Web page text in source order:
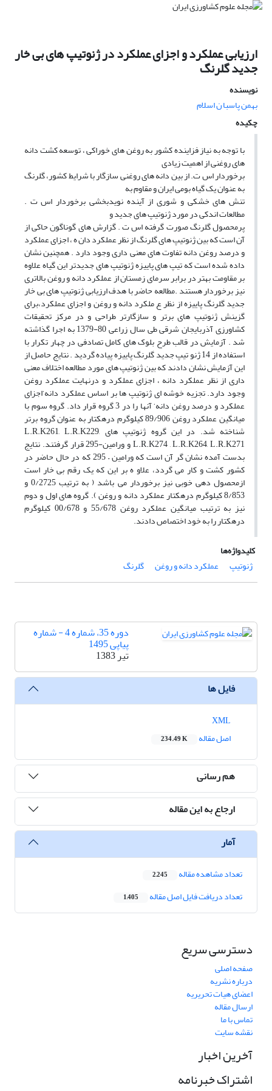
ارزیابی عملکرد و اجزای عملکرد در ژنوتیپ های بی خار
جدید گلرنگ
نویسنده
بهمن پاسبا ن اسلام
چکیده
با توجه به نیاز فزاینده کشور به روغن های خوراکی ، توسعه کشت دانه
های روغنی از اهمیت زیادی
برخوردار اس ت. از بین دانه های روغنی سازگار با شرایط کشور، گلرنگ
به عنوان یک گیاه بومی ایران و مقاوم به
تنش های خشکی و شوری از آینده نویدبخشی برخوردار اس ت .
مطالعات اندکی در مورد ژنوتیپ های جدید و
پرمحصول گلرنگ صورت گرفته اس ت . گزارش های گوناگون حاکی از
آن است که بین ژنوتیپ های گلرنگ از نظر عملکرد دان ه ، اجزای عملکرد
و درصد روغن دانه تفاوت های معنی داری وجود دارد . همچنین نشان
داده شده است که تیپ های پاییزه ژنوتیپ های جدیدتر این گیاه علاوه
بر مقاومت بهتر در برابر سرمای زمستان از عملکرد دانه و روغن بالاتری
نیز برخوردار هستند .مطالعه حاضر با هدف ارزیابی ژنوتیپ های بی خار
جدید گلرنگ پاییزه از نظر ع ملکرد دانه و روغن و اجزای عملکرد،برای
گزینش ژنوتیپ های برتر و سازگارتر طراحی و در مرکز تحقیقات
کشاورزی آذربایجان شرقی طی سال زراعی 80-1379 به اجرا گذاشته
شد . آزمایش در قالب طرح بلوک های کامل تصادفی در چهار تکرار با
استفاده از 14 ژنو تیپ جدید گلرنگ پاییزه پیاده گردید . نتایج حاصل از
این آزمایش نشان دادند که بین ژنوتیپ های مورد مطالعه اختلاف معنی
داری از نظر عملکرد دانه ، اجزای عملکرد و درنهایت عملکرد روغن
وجود دارد. تجزیه خوشه ای ژنوتیپ ها بر اساس عملکرد دانه‘اجزای
عملکرد و درصد روغن دانه‘ آنها را در 3 گروه قرار داد. گروه سوم با
میانگین عملکرد روغن 89/906 کیلوگرم درهکتار به عنوان گروه برتر
شناخته شد. در این گروه ژنوتیپ های L.R.K261, L.R.K229,
L.R.K274 , L.R.K264, L.R.K271 و ورامین-295 قرار گرفتند. نتایج
بدست آمده نشان گر آن است که ورامین – 295 که در حال حاضر در
کشور کشت و کار می گردد، علاو ه بر این که یک رقم بی خار است
ازمحصول دهی خوبی نیز برخوردار می باشد ( به ترتیب 0/2725 و
8/853 کیلوگرم درهکتار عملکرد دانه و روغن ). گروه های اول و دوم
نیز به ترتیب میانگین عملکرد روغن 55/678 و 00/678 کیلوگرم
درهکتار را به خود اختصاص دادند.
کلیدواژه‌ها
ژنوتیپ
عملکرد دانه و روغن گلرنگ
دوره 35، شماره 4 - شماره
پیاپی 1495
تیر 1383
فایل ها
اصل مقاله
234.49 K
هم رسانی
ارجاع به این مقاله
آمار
تعداد مشاهده مقاله 2,245
تعداد دریافت فایل اصل مقاله 1,405
دسترسی سریع
صفحه اصلی
درباره نشریه
اعضای هیات تحریریه
ارسال مقاله
تماس با ما
نقشه سایت
آخرین اخبار
اشتراک خبرنامه